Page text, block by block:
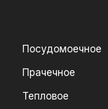
Посудомоечное
Прачечное
Тепловое